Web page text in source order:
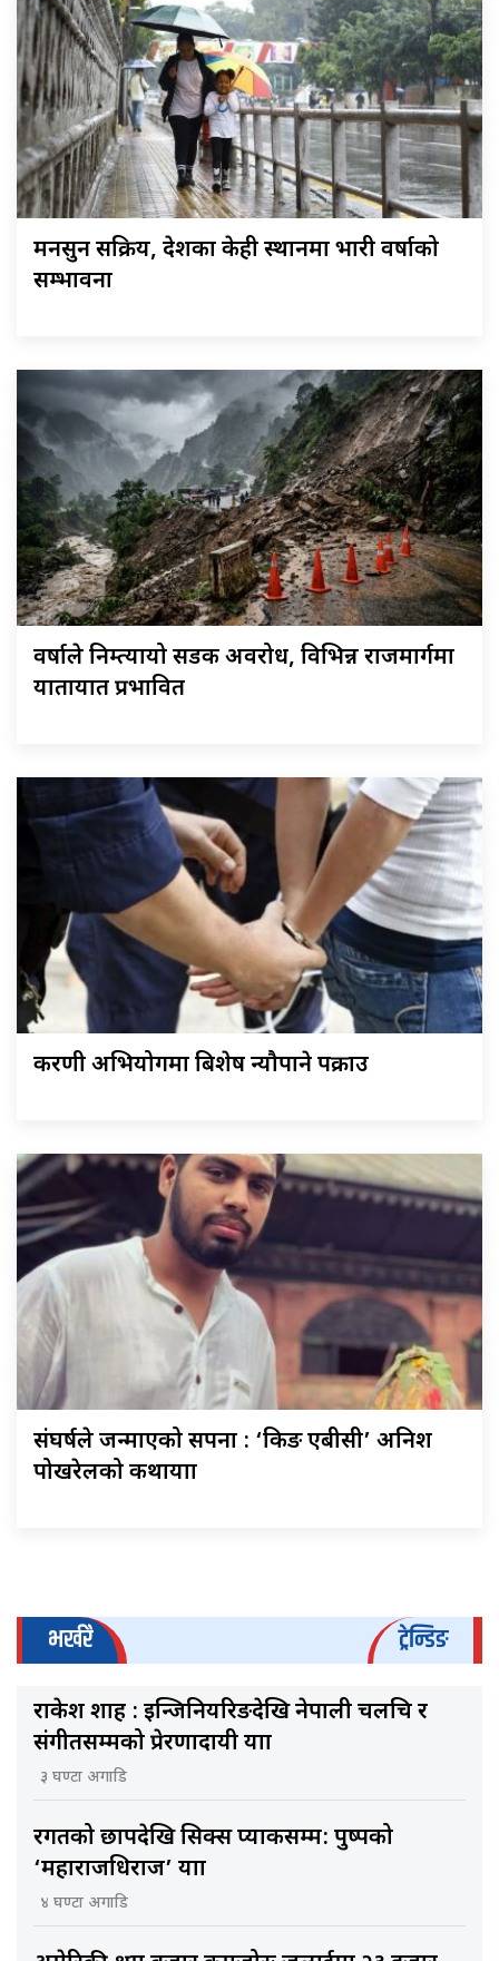
मनसुन सक्रिय, देशका केही स्थानमा भारी वर्षाको
सम्भावना
वर्षाले निम्त्यायो सडक अवरोध, विभिन्न राजमार्गमा
यातायात प्रभावित
करणी अभियोगमा बिशेष न्यौपाने पक्राउ
संघर्षले जन्माएको सपना : ‘किङ एबीसी’ अनिश
पोखरेलको कथायात्रा
भर्खरै ट्रेन्डिङ
राकेश शाह : इन्जिनियरिङदेखि नेपाली चलचित्र र
संगीतसम्मको प्रेरणादायी यात्रा
३ घण्टा अगाडि
रगतको छापदेखि सिक्स प्याकसम्म: पुष्पको
‘महाराजधिराज’ यात्रा
४ घण्टा अगाडि